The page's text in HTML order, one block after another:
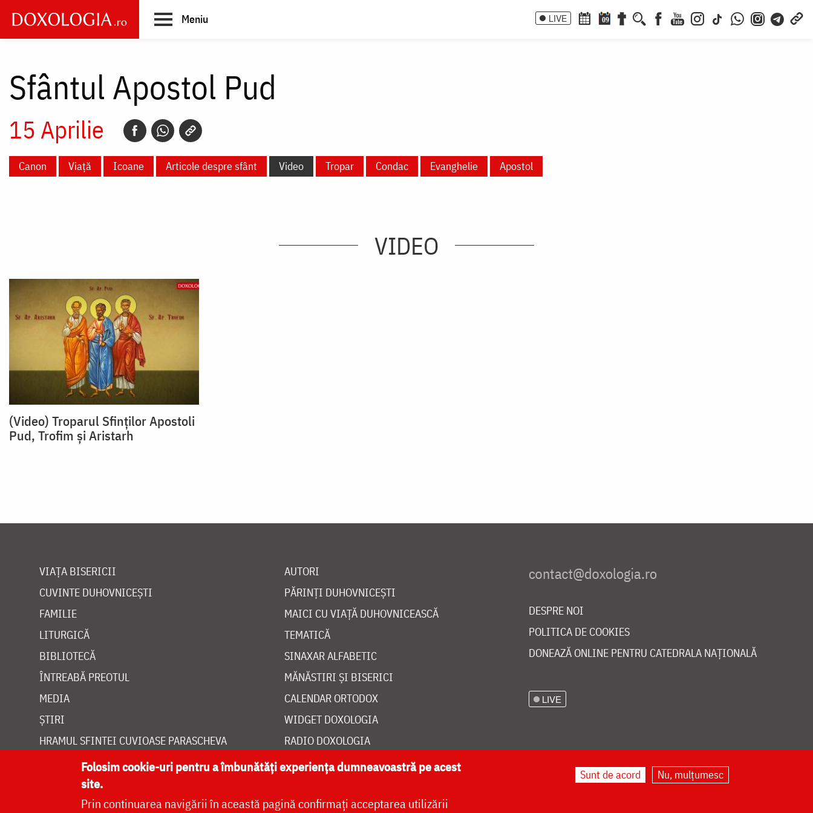
main
Meniu LIVE 09
Sfântul Apostol Pud
15 Aprilie
Canon Viață Icoane Articole despre sfânt Video Tropar Condac Evanghelie Apostol
VIDEO
(Video) Troparul Sfinților Apostoli
Pud, Trofim și Aristarh
VIAȚA BISERICII
CUVINTE DUHOVNICEȘTI
FAMILIE
LITURGICĂ
BIBLIOTECĂ
ÎNTREABĂ PREOTUL
MEDIA
ȘTIRI
HRAMUL SFINTEI CUVIOASE PARASCHEVA
AUTORI
PĂRINȚI DUHOVNICEȘTI
MAICI CU VIAȚĂ DUHOVNICEASCĂ
TEMATICĂ
SINAXAR ALFABETIC
MĂNĂSTIRI ȘI BISERICI
CALENDAR ORTODOX
WIDGET DOXOLOGIA
RADIO DOXOLOGIA
DESPRE NOI
POLITICA DE COOKIES
DONEAZĂ ONLINE PENTRU CATEDRALA NAȚIONALĂ
LIVE
Folosim cookie-uri pentru a îmbunătăți experiența dumneavoastră pe acest
site.
Prin continuarea navigării în această pagină confirmați acceptarea utilizării
Sunt de acord Nu, mulțumesc